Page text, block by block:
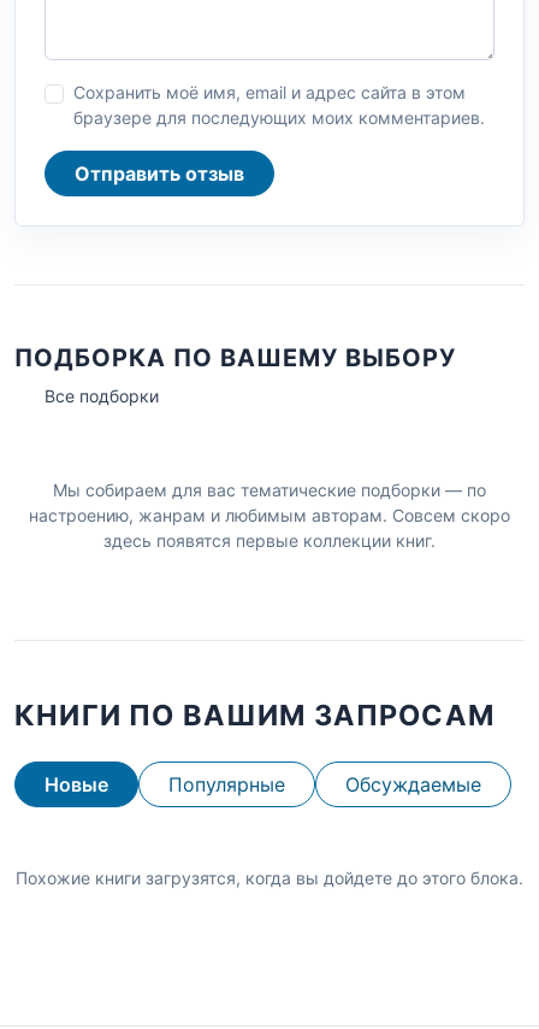
Сохранить моё имя, email и адрес сайта в этом
браузере для последующих моих комментариев.
Отправить отзыв
ПОДБОРКА ПО ВАШЕМУ ВЫБОРУ
Все подборки
Мы собираем для вас тематические подборки — по
настроению, жанрам и любимым авторам. Совсем скоро
здесь появятся первые коллекции книг.
КНИГИ ПО ВАШИМ ЗАПРОСАМ
Новые Популярные Обсуждаемые
Похожие книги загрузятся, когда вы дойдете до этого блока.